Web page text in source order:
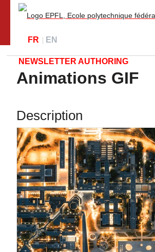
NEWSLETTER AUTHORING
FR EN
Animations GIF
Description